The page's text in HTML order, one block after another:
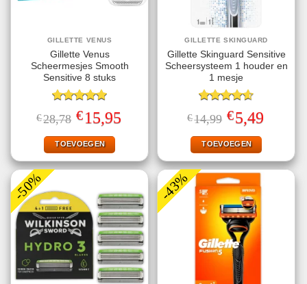
GILLETTE VENUS
Gillette Venus
Scheermesjes Smooth
Sensitive 8 stuks
Gewaardeerd
5.00uit 5
€28,78 Oorspronkelijke
prijs
was:
€28,78.
€15,95prijs
TOEVOEGEN
GILLETTE SKINGUARD
Gillette Skinguard Sensitive
Scheersysteem 1 houder en
1 mesje
Gewaardeerd
4.60uit 5
€14,99 Oorspronkelijke
prijs
was:
€14,99.
€5,49Huidige
prijs
TOEVOEGEN
-50% -43%